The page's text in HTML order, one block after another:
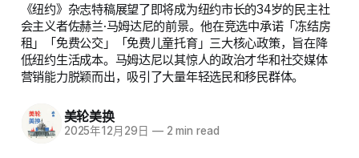
《纽约》杂志特稿展望了即将成为纽约市长的34岁的民主社
会主义者佐赫兰·马姆达尼的前景。他在竞选中承诺「冻结房
租」「免费公交」「免费儿童托育」三大核心政策，旨在降
低纽约生活成本。马姆达尼以其惊人的政治才华和社交媒体
营销能力脱颖而出，吸引了大量年轻选民和移民群体。
美轮美换
2025年12月29日 —2 min read